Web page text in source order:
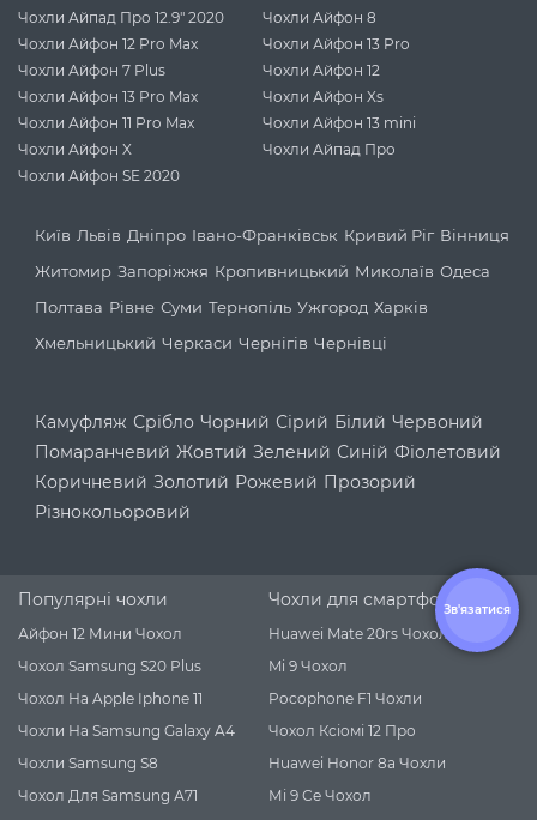
Зв'язатися
Чохли Айпад Про 12.9" 2020
Чохли Айфон 8
Чохли Айфон 12 Pro Max
Чохли Айфон 13 Pro
Чохли Айфон 7 Plus
Чохли Айфон 12
Чохли Айфон 13 Pro Max
Чохли Айфон Xs
Чохли Айфон 11 Pro Max
Чохли Айфон 13 mini
Чохли Айфон X
Чохли Айпад Про
Чохли Айфон SE 2020
Київ Львів Дніпро Івано-Франківськ Кривий Ріг Вінниця
Житомир Запоріжжя Кропивницький Миколаїв Одеса
Полтава Рівне Суми Тернопіль Ужгород Харків
Хмельницький Черкаси Чернігів Чернівці
Камуфляж Срібло Чорний Сірий Білий Червоний
Помаранчевий Жовтий Зелений Синій Фіолетовий
Коричневий Золотий Рожевий Прозорий
Різнокольоровий
Популярні чохли
Айфон 12 Мини Чохол
Чохол Samsung S20 Plus
Чохол На Apple Iphone 11
Чохли На Samsung Galaxy A4
Чохли Samsung S8
Чохол Для Samsung А71
Чохли для смартфонів
Huawei Mate 20rs Чохол
Mi 9 Чохол
Pocophone F1 Чохли
Чохол Ксіомі 12 Про
Huawei Honor 8a Чохли
Мі 9 Се Чохол